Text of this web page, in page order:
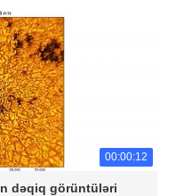
00:00:12
dəqiq görüntüləri